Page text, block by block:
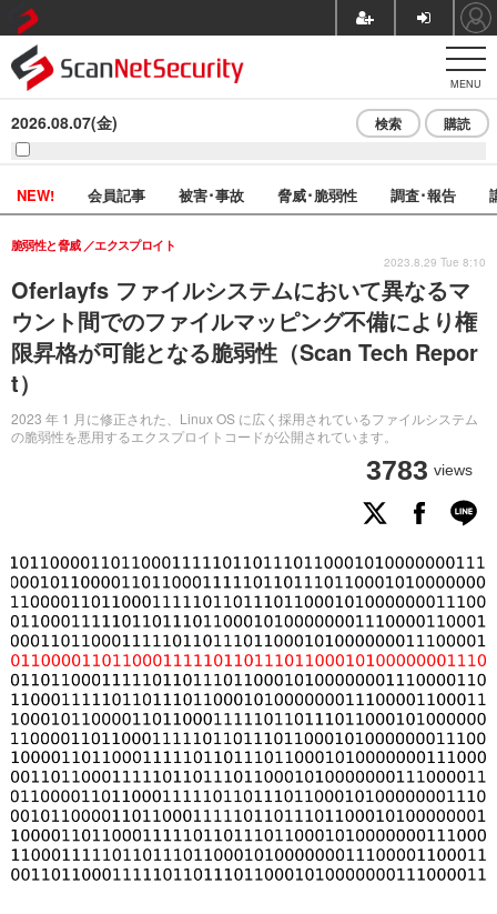
MENU
2026.08.07(金) 検索 購読
NEW! 会員記事 被害･事故 脅威･脆弱性 調査･報告
Oferlayfs ファイルシステムにおいて異なるマ
ウント間でのファイルマッピング不備により権
限昇格が可能となる脆弱性（Scan Tech Repor
t）
2023 年 1 月に修正された、Linux OS に広く採用されているファイルシステム
の脆弱性を悪用するエクスプロイトコードが公開されています。
脆弱性と脅威 エクスプロイト
3783 views
2023.8.29 Tue 8:10